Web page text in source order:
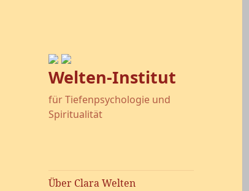
Welten-Institut
für Tiefenpsychologie und
Spiritualität
Über Clara Welten